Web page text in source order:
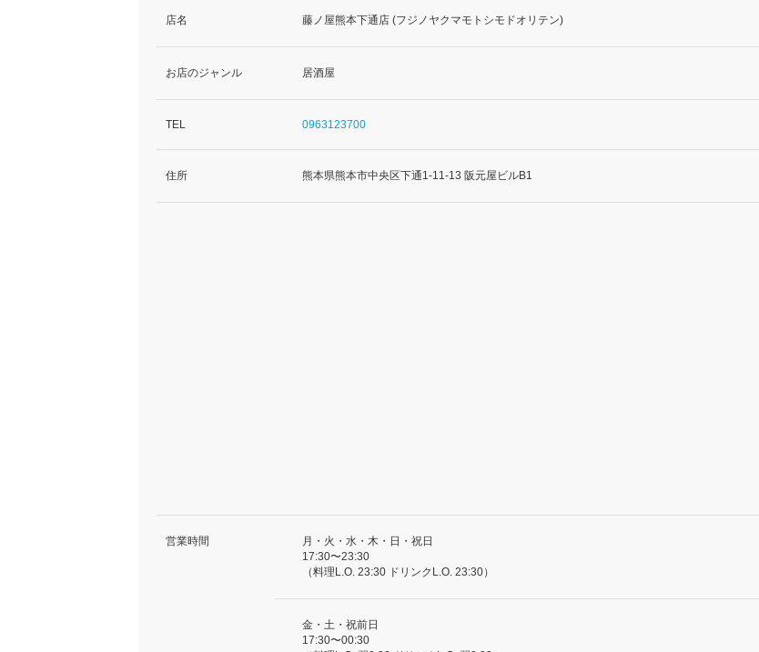
店名 藤ノ屋熊本下通店 (フジノヤクマモトシモドオリテン)
お店のジャンル 居酒屋
TEL 0963123700
住所 熊本県熊本市中央区下通1-11-13 阪元屋ビルB1
営業時間
月・火・水・木・日・祝日
17:30〜23:30
（料理L.O. 23:30 ドリンクL.O. 23:30）
金・土・祝前日
17:30〜00:30